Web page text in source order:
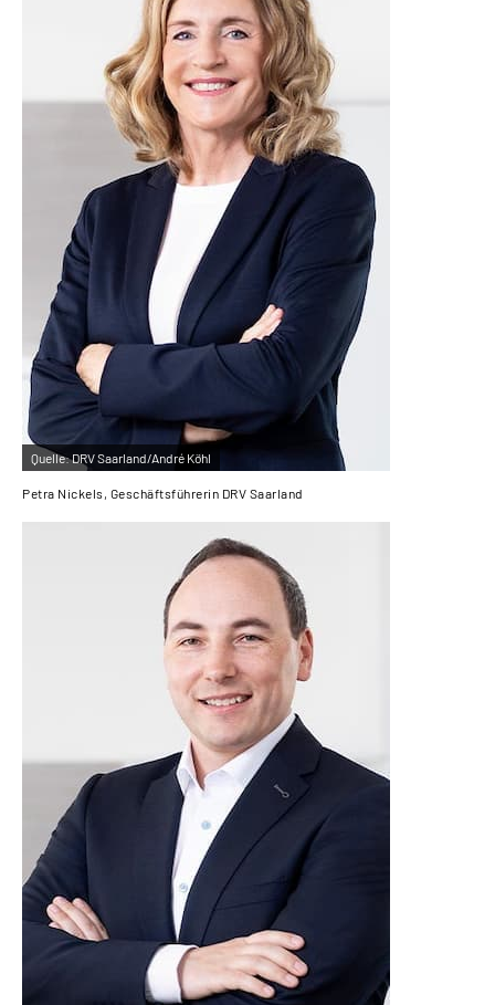
Quelle:DRV Saarland/André Köhl
Petra Nickels, Geschäftsführerin DRV Saarland